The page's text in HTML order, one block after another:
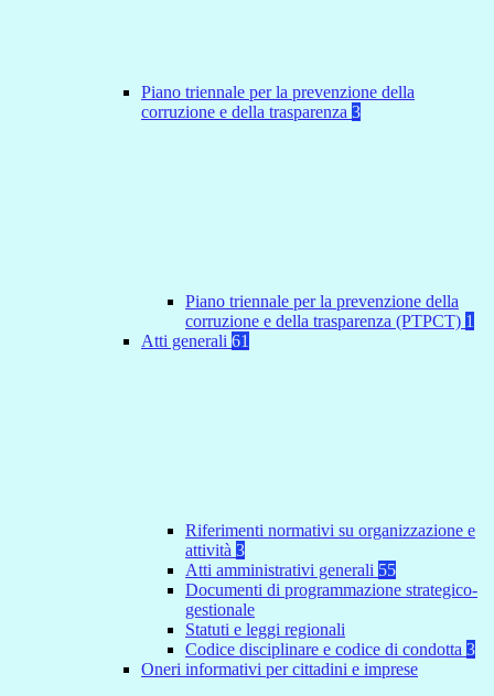
Piano triennale per la prevenzione della
corruzione e della trasparenza 3
Piano triennale per la prevenzione della
corruzione e della trasparenza (PTPCT) 1
Atti generali 61
Riferimenti normativi su organizzazione e
attività 3
Atti amministrativi generali 55
Documenti di programmazione strategico-
gestionale
Statuti e leggi regionali
Codice disciplinare e codice di condotta 3
Oneri informativi per cittadini e imprese